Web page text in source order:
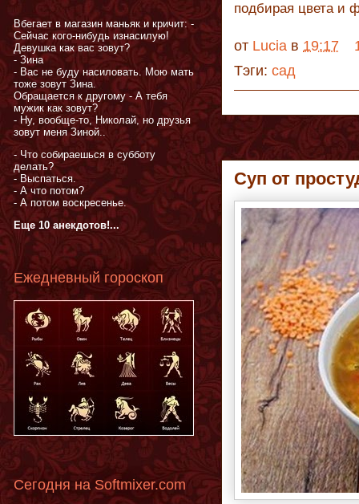
подбирая цвета и
от Lucia в 19:17
Тэги: сад
Суп от
Вбегает в магазин маньяк и кричит: -
Сейчас кого-нибудь изнасилую!
Девушка как вас зовут?
- Зина
- Вас не буду насиловать. Мою мать
тоже зовут Зина.
Обращается к другому - А тебя
мужик как зовут?
- Ну, вообще-то, Николай, но друзья
зовут меня Зиной..
- Что собираешься в субботу
делать?
- Выспаться.
- А что потом?
- А потом воскресенье.
Еще 10 анекдотов!...
Ежедневный гороскоп
Сегодня на Softmixer.com